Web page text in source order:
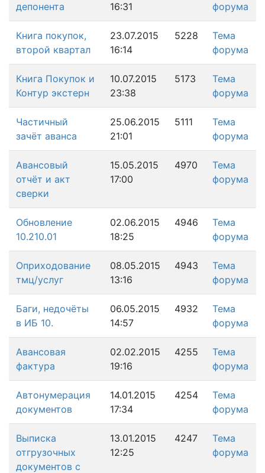
депонента
16:31
форума
Книга покупок,
второй квартал
23.07.2015
16:14
5228
Тема
форума
Книга Покупок и
Контур экстерн
10.07.2015
23:38
5173
Тема
форума
Частичный
зачёт аванса
25.06.2015
21:01
5111
Тема
форума
Авансовый
отчёт и акт
сверки
15.05.2015
17:00
4970
Тема
форума
Обновление
10.210.01
02.06.2015
18:25
4946
Тема
форума
Оприходование
тмц/услуг
08.05.2015
13:16
4943
Тема
форума
Баги, недочёты
в ИБ 10.
06.05.2015
14:57
4932
Тема
форума
Авансовая
фактура
02.02.2015
19:16
4255
Тема
форума
Автонумерация
документов
14.01.2015
17:34
4254
Тема
форума
Выписка
отгрузочных
документов с
13.01.2015
12:25
4247
Тема
форума